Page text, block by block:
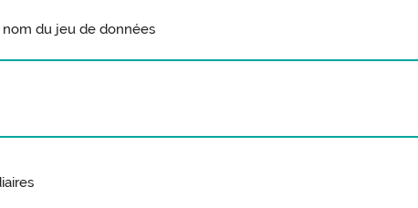
nom du jeu de données